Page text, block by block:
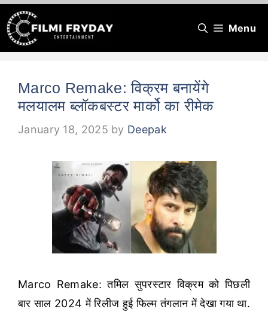
Skip
to
content
Menu
Marco Remake: विक्रम बनायेंगे
मलयालम ब्लॉकबस्टर मार्को का रीमेक
January 18, 2025 by Deepak
Marco Remake: तमिल सुपरस्टार विक्रम को पिछली
बार साल 2024 में रिलीज हुई फिल्म तंगलान में देखा गया था.